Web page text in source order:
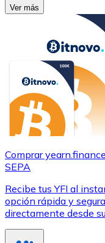
Ver más
Comprar
SEPA
Recibe tus YFI al
opción rápida y
directamente desde